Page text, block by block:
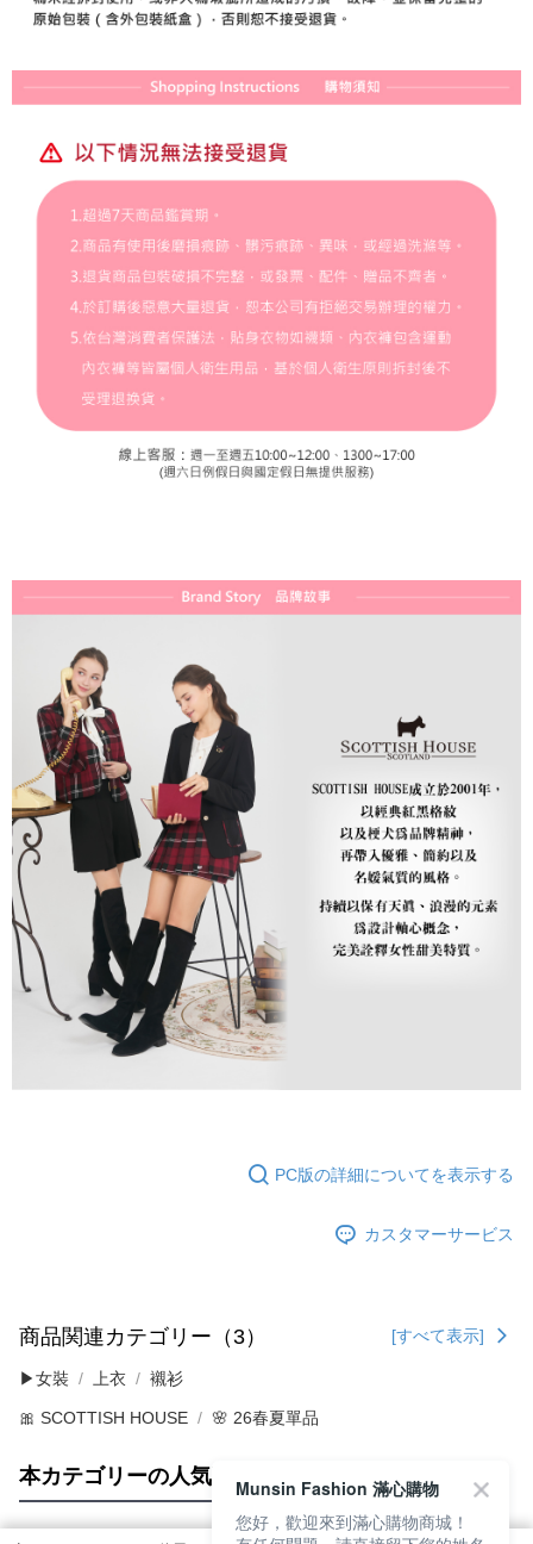
PC版の詳細についてを表示する
カスタマーサービス
商品関連カテゴリー（3） [すべて表示]
▶女裝 上衣 襯衫
🎀 SCOTTISH HOUSE 🌸 26春夏單品
本カテゴリーの人気商品 サイト全体のランキング
Munsin Fashion 滿心購物
您好，歡迎來到滿心購物商城！